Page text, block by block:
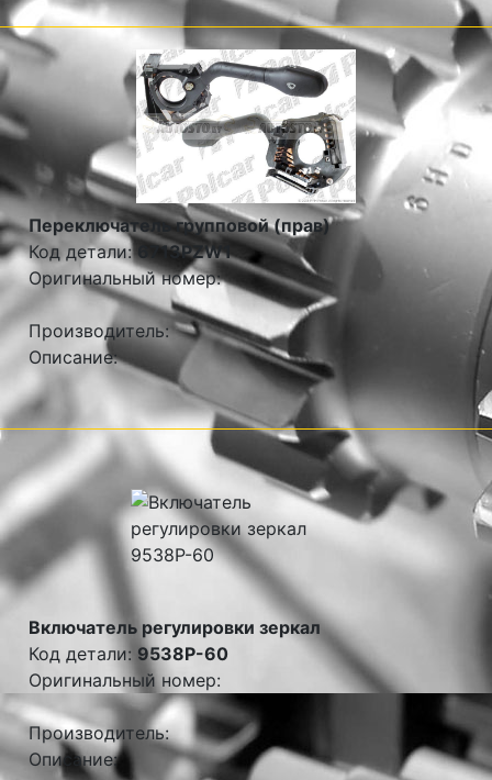
Переключатель групповой (прав)
Код детали:6713PZW1
Оригинальный номер:
Производитель:
Описание:
Включатель регулировки зеркал
Код детали: 9538P-60
Оригинальный номер:
Производитель:
Описание: